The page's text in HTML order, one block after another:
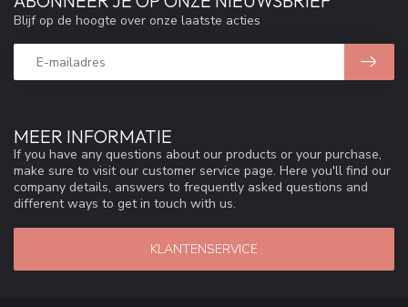
MEER INFORMATIE
If you have any questions about our products or your purchase,
make sure to visit our customer service page. Here you'll find our
company details, answers to frequently asked questions and
different ways to get in touch with us.
KLANTENSERVICE
Blijf op de hoogte over onze laatste acties